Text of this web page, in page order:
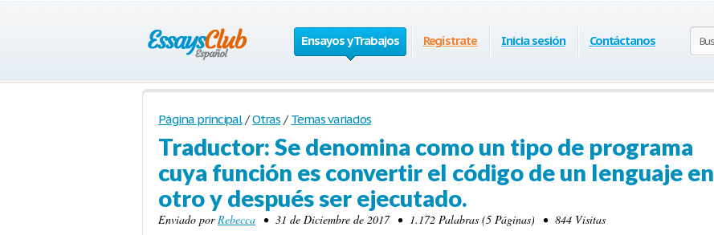
Ensayos y Trabajos Regístrate Inicia sesión Contáctanos
Página principal / Otras / Temas variados
Traductor: Se denomina como un tipo de programa
cuya función es convertir el código de un lenguaje en
otro y después ser ejecutado.
Enviado porRebecca • 31 de Diciembre de 2017 • 1.172 Palabras (5 Páginas) • 844 Visitas